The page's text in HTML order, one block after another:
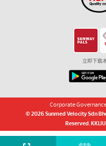
立即下载
Corporate
© 2026 Sunmed Velocity Sdn
Reserved.